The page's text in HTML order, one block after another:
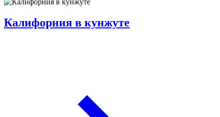
Калифорния в кунжуте